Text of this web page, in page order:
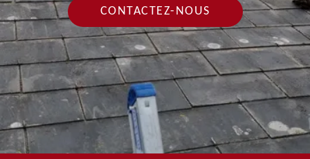
CONTACTEZ-NOUS